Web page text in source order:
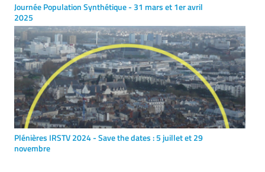
Journée Population Synthétique - 31 mars et 1er avril
2025
Plénières IRSTV 2024 - Save the dates : 5 juillet et 29
novembre